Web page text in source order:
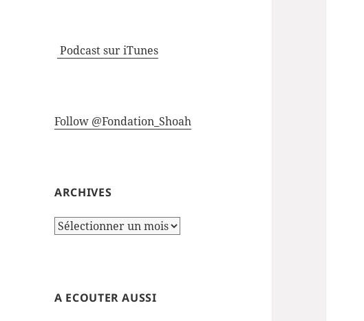
Podcast sur iTunes
Follow @Fondation_Shoah
ARCHIVES
Archives
A ECOUTER AUSSI